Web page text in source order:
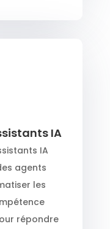
IA
IA
agents
les
répondre